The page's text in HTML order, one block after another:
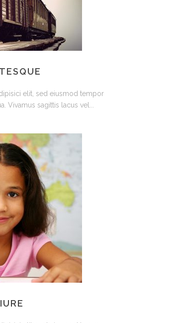
elit, sed eiusmod tempor
Vivamus sagittis lacus vel...